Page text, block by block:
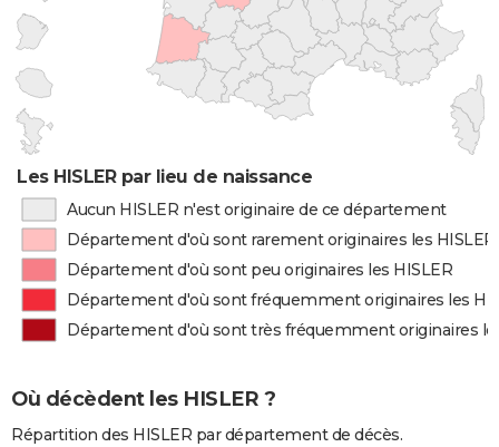
Les HISLER par lieu de naissance
Aucun HISLER n'est originaire de ce département
Département d'où sont rarement originaires les HISLER
Département d'où sont peu originaires les HISLER
Département d'où sont fréquemment originaires les
Département d'où sont très fréquemment originaires
Où décèdent les HISLER ?
Répartition des HISLER par département de décès.